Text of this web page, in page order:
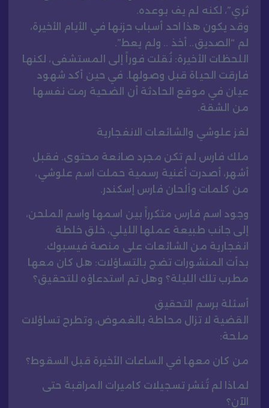
ثري”، لكنه لم يف بوعده.
وقد يكون هذا احد أسباب حزنها في الأيام الأخيرة،
لم “الصديق.. أخذ .. ولم يعط”.
اللحظات الأخيرة: نُقلت فوراً إلى المستشفى، لكنها
فارقت الحياة قبل وصولها. في حين أكد شهود
عيان في موقع الحادثة أن الضحية رمت نفسها
من الشقة.
لغز علوشي والشائعات الانفجارية
ملك فارس لم تكن مجرد صانعة محتوى. فقبل
أشهر، أصدرت أغنية رسمية حملت اسم علوشي،
من كلمات وألحان فارس إسكندر.
وجود اسم فارس متكرراً بين اسمها واسم الملحن،
إلى جانب طبيعة عملها الليلي، خلق خلطة
انفجارية من الشائعات على منصة فيسبوك.
بدأت المنشورات تضج بالتساؤلات: هل كان معها
مطرب تلك الليلة؟ وهل تم استدعاؤه للتحقيق؟
أسئلة برسم التحقيق
القضية لا تزال محاطة بالغموض، وتطرح تساؤلات
ملحة:
من كان معها في الساعات الأخيرة قبل السقوط؟
لماذا لم تُنشر تسجيلات كاميرات المراقبة حتى
الآن؟